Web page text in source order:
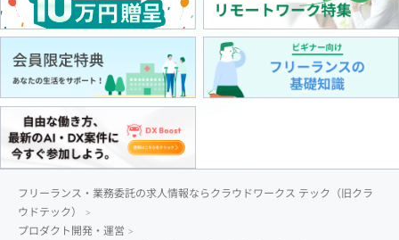
フリーランス・業務委託の求人情報ならクラウドワークス テック（旧クラ
ウドテック）
プロダクト開発・運営